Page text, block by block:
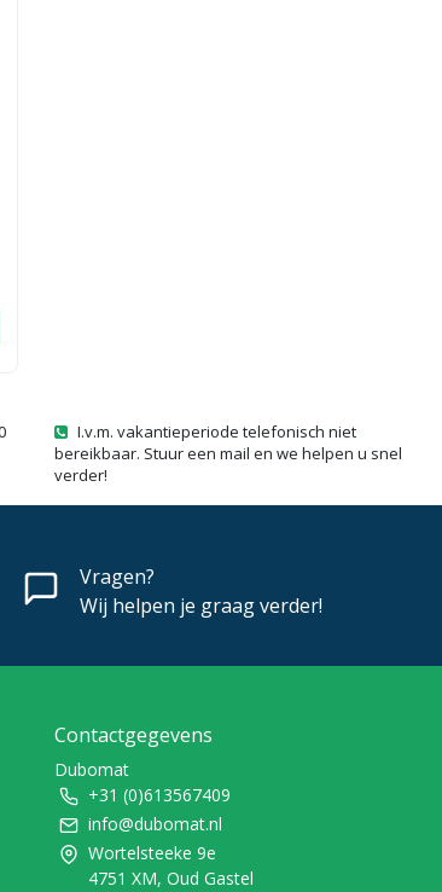
I.v.m. vakantieperiode telefonisch niet
bereikbaar. Stuur een mail en we helpen u snel
verder!
Vragen?
Wij helpen je graag verder!
Contactgegevens
Dubomat
+31 (0)613567409
info@dubomat.nl
Wortelsteeke 9e
4751 XM, Oud Gastel